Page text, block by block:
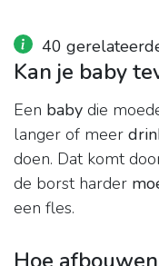
40
Kan je baby
Een baby die
langer of meer
doen. Dat komt
de borst harder
een fles.